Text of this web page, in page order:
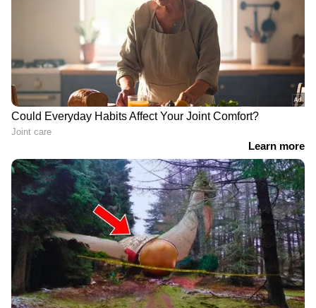
ഡിവൈസ് ലോക്ക്:കുട്ടികളുടെ ഫോണില്‍
ഡിവൈസ് ലോക്ക് നിര്‍ബന്ധമാണ്.
ഉടന്‍ റദ്ദാക്കാം:മാതാപിതാക്കള്‍ക്ക് തങ്ങളുടെ
പേടിഎം യുപിഐ പിന്‍ ഉപയോഗിച്ച് എപ്പോള്‍
വേണമെങ്കിലും ഈ സേവനത്തിന്റെ പരിധികള്‍